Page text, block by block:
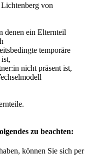
von
denen ein Elternteil
temporäre
nicht präsent ist,
zu beachten:
können Sie sich per